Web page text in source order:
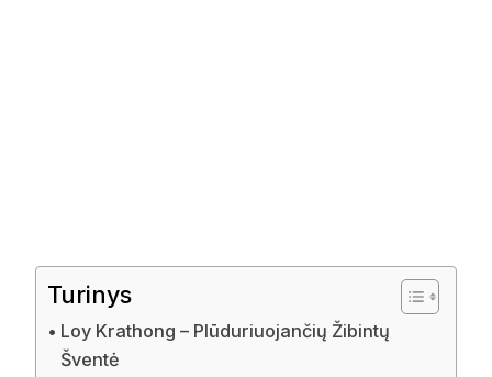
Turinys
Loy Krathong – Plūduriuojančių Žibintų
Šventė